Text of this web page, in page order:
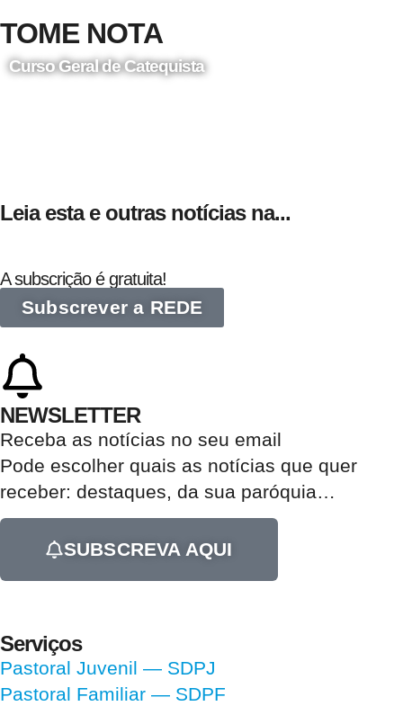
TOME NOTA
Curso Geral de Catequista
Leia esta e outras notícias na...
A subscrição é gratuita!
Subscrever a REDE
NEWSLETTER
Receba as notícias no seu email​
Pode escolher quais as notícias que quer
receber: destaques, da sua paróquia…
SUBSCREVA AQUI
Serviços
Pastoral Juvenil — SDPJ
Pastoral Familiar — SDPF